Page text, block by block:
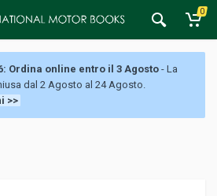
0
Ordina online entro il 3 Agosto - La
dal 2 Agosto al 24 Agosto.
>>